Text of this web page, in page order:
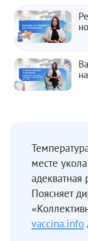
месте
адекватная
Поясняет
vaccina.info